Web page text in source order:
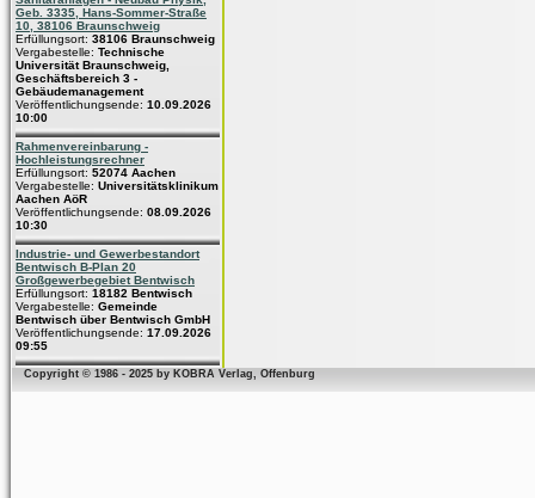
Geb. 3335, Hans-Sommer-Straße
10, 38106 Braunschweig
Erfüllungsort: 38106 Braunschweig
Vergabestelle: Technische
Universität Braunschweig,
Geschäftsbereich 3 -
Gebäudemanagement
Veröffentlichungsende: 10.09.2026
10:00
Rahmenvereinbarung -
Hochleistungsrechner
Erfüllungsort: 52074 Aachen
Vergabestelle: Universitätsklinikum
Aachen AöR
Veröffentlichungsende: 08.09.2026
10:30
Industrie- und Gewerbestandort
Bentwisch B-Plan 20
Großgewerbegebiet Bentwisch
Erfüllungsort: 18182 Bentwisch
Vergabestelle: Gemeinde
Bentwisch über Bentwisch GmbH
Veröffentlichungsende: 17.09.2026
09:55
Copyright © 1986 - 2025 by KOBRA Verlag, Offenburg